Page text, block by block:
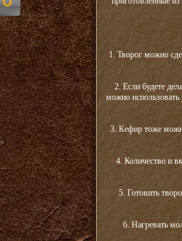
1. Творог можно
2. Если будете
можно
3. Кефир тоже
4. Количество и
5. Готовить
6. Нагревать